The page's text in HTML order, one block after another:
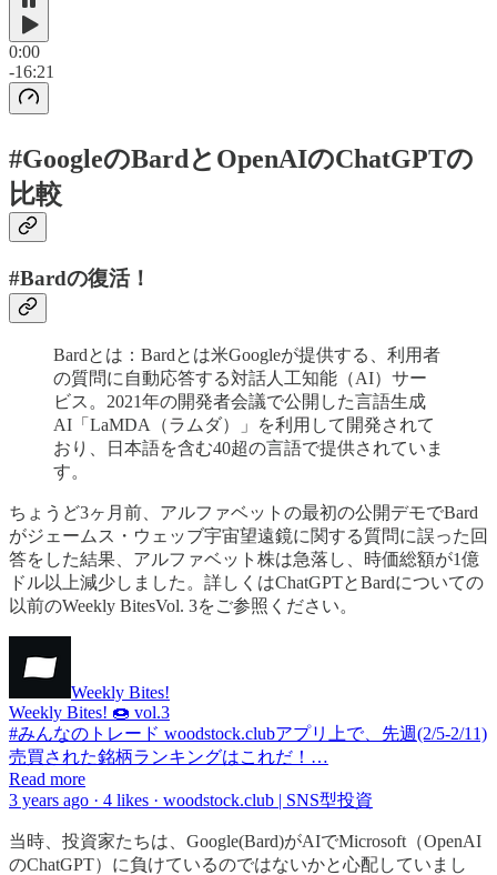
0:00
-16:21
#GoogleのBardとOpenAIのChatGPTの
比較
#Bardの復活！
Bardとは：Bardとは米Googleが提供する、利用者
の質問に自動応答する対話人工知能（AI）サー
ビス。2021年の開発者会議で公開した言語生成
AI「LaMDA（ラムダ）」を利用して開発されて
おり、日本語を含む40超の言語で提供されていま
す。
ちょうど3ヶ月前、アルファベットの最初の公開デモでBard
がジェームス・ウェッブ宇宙望遠鏡に関する質問に誤った回
答をした結果、アルファベット株は急落し、時価総額が1億
ドル以上減少しました。詳しくはChatGPTとBardについての
以前のWeekly BitesVol. 3をご参照ください。
Weekly Bites!
Weekly Bites! 🍩 vol.3
#みんなのトレード woodstock.clubアプリ上で、先週(2/5-2/11)
売買された銘柄ランキングはこれだ！…
Read more
3 years ago · 4 likes · woodstock.club | SNS型投資
当時、投資家たちは、Google(Bard)がAIでMicrosoft（OpenAI
のChatGPT）に負けているのではないかと心配していまし